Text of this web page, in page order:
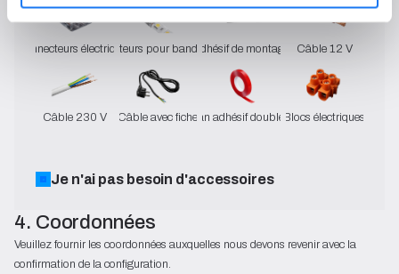
Connecteurs électriquesConnecteurs pour bandes LEDAdhésif de montage Câble 12 V
Câble 230 V Câble avec ficheRuban adhésif double faceBlocs électriques
Je n'ai pas besoin d'accessoires
4. Coordonnées
Veuillez fournir les coordonnées auxquelles nous devons revenir avec la
confirmation de la configuration.